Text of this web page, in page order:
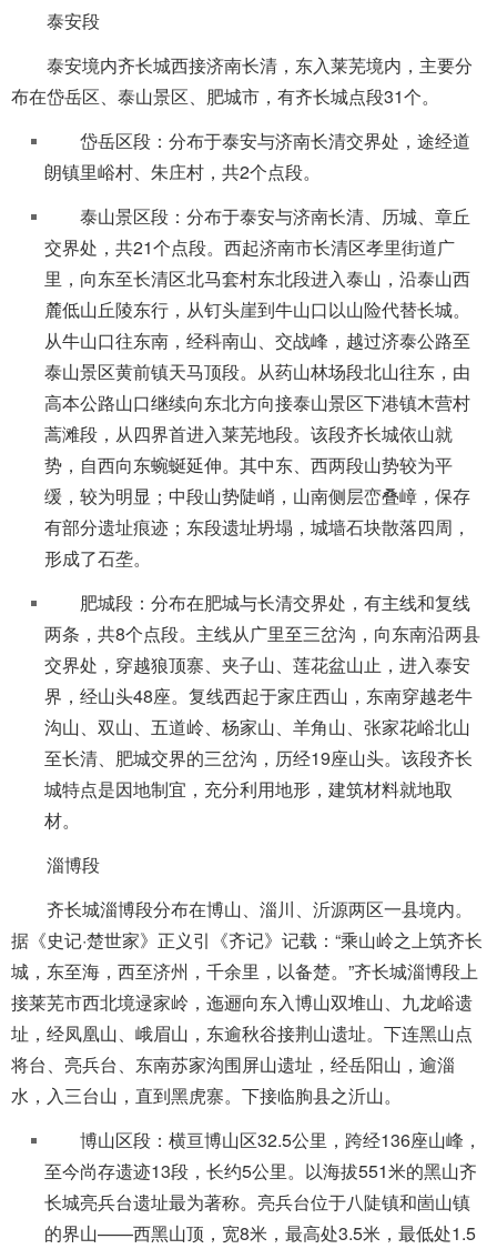
泰安段
泰安境内齐长城西接济南长清，东入莱芜境内，主要分
布在岱岳区、泰山景区、肥城市，有齐长城点段31个。
岱岳区段：分布于泰安与济南长清交界处，途经道
朗镇里峪村、朱庄村，共2个点段。
泰山景区段：分布于泰安与济南长清、历城、章丘
交界处，共21个点段。西起济南市长清区孝里街道广
里，向东至长清区北马套村东北段进入泰山，沿泰山西
麓低山丘陵东行，从钉头崖到牛山口以山险代替长城。
从牛山口往东南，经科南山、交战峰，越过济泰公路至
泰山景区黄前镇天马顶段。从药山林场段北山往东，由
高本公路山口继续向东北方向接泰山景区下港镇木营村
蒿滩段，从四界首进入莱芜地段。该段齐长城依山就
势，自西向东蜿蜒延伸。其中东、西两段山势较为平
缓，较为明显；中段山势陡峭，山南侧层峦叠嶂，保存
有部分遗址痕迹；东段遗址坍塌，城墙石块散落四周，
形成了石垄。
肥城段：分布在肥城与长清交界处，有主线和复线
两条，共8个点段。主线从广里至三岔沟，向东南沿两县
交界处，穿越狼顶寨、夹子山、莲花盆山止，进入泰安
界，经山头48座。复线西起于家庄西山，东南穿越老牛
沟山、双山、五道岭、杨家山、羊角山、张家花峪北山
至长清、肥城交界的三岔沟，历经19座山头。该段齐长
城特点是因地制宜，充分利用地形，建筑材料就地取
材。
淄博段
齐长城淄博段分布在博山、淄川、沂源两区一县境内。
据《史记·楚世家》正义引《齐记》记载：“乘山岭之上筑齐长
城，东至海，西至济州，千余里，以备楚。”齐长城淄博段上
接莱芜市西北境逯家岭，迤逦向东入博山双堆山、九龙峪遗
址，经凤凰山、峨眉山，东逾秋谷接荆山遗址。下连黑山点
将台、亮兵台、东南苏家沟围屏山遗址，经岳阳山，逾淄
水，入三台山，直到黑虎寨。下接临朐县之沂山。
博山区段：横亘博山区32.5公里，跨经136座山峰，
至今尚存遗迹13段，长约5公里。以海拔551米的黑山齐
长城亮兵台遗址最为著称。亮兵台位于八陡镇和崮山镇
的界山——西黑山顶，宽8米，最高处3.5米，最低处1.5